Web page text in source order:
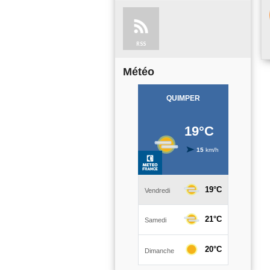
RSS
Météo